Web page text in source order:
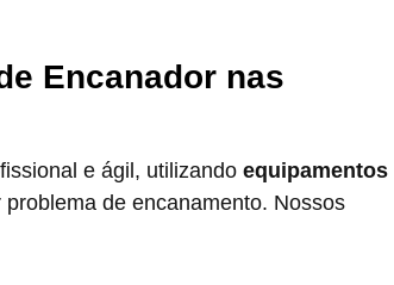
Encanador nas
e ágil, utilizando equipamentos
de encanamento. Nossos